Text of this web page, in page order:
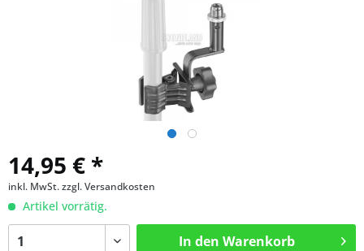
14,95 € *
inkl. MwSt.zzgl. Versandkosten
Artikel vorrätig.
In den Warenkorb